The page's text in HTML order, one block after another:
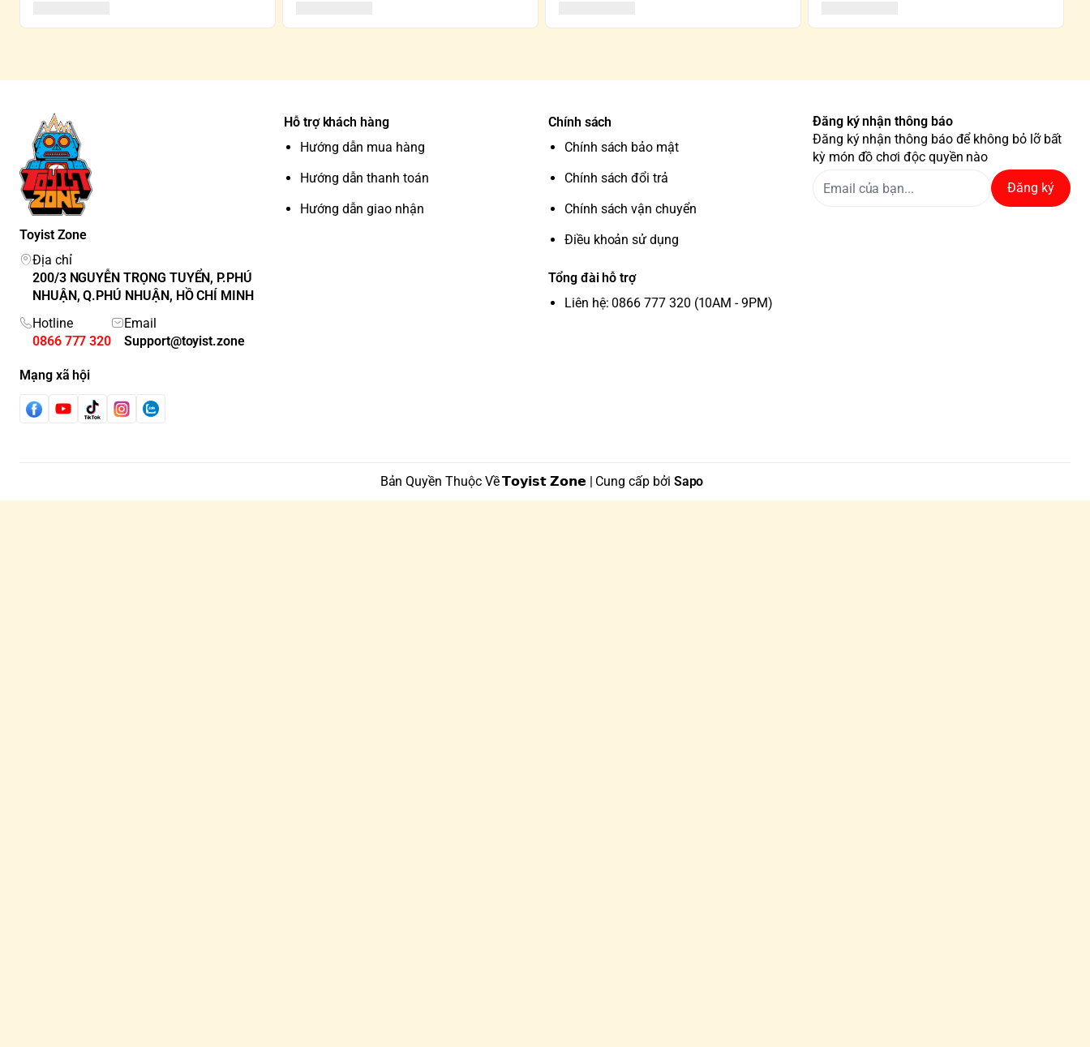
Toyist Zone
Địa chỉ
200/3 NGUYỄN TRỌNG TUYỂN, P.PHÚ
NHUẬN, Q.PHÚ NHUẬN, HỒ CHÍ MINH
Hotline
0866 777 320
Email
Support@toyist.zone
Mạng xã hội
Hỗ trợ khách hàng
Hướng dẫn mua hàng
Hướng dẫn thanh toán
Hướng dẫn giao nhận
Chính sách
Chính sách bảo mật
Chính sách đổi trả
Chính sách vận chuyển
Điều khoản sử dụng
Tổng đài hỗ trợ
Liên hệ: 0866 777 320 (10AM - 9PM)
Đăng ký nhận thông báo
Đăng ký nhận thông báo để không bỏ lỡ bất
kỳ món đồ chơi độc quyền nào
Đăng ký
Bản Quyền Thuộc Về 𝗧𝗼𝘆𝗶𝘀𝘁 𝗭𝗼𝗻𝗲 | Cung cấp bởi Sapo